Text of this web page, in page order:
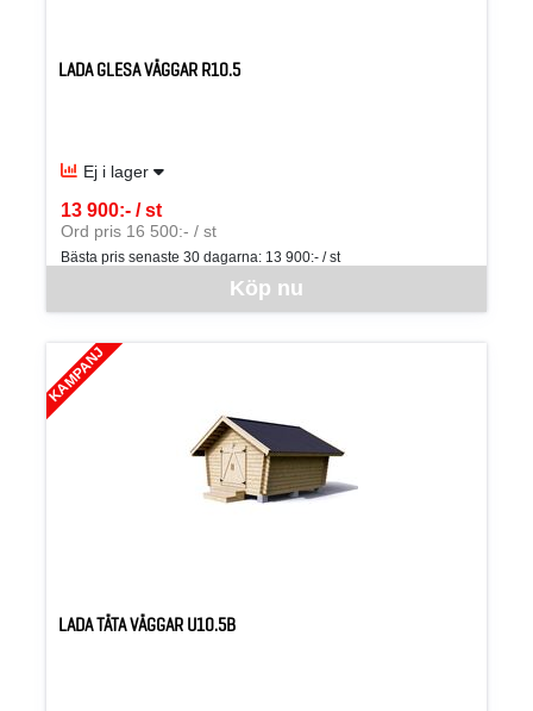
LADA GLESA VÄGGAR R10.5
Ej i lager
Köp nu
13 900:- / st
SEK per ST
Ord pris 16 500:- / st
Bästa pris senaste 30 dagarna: 13 900:- / st
KAMPANJ
LADA TÄTA VÄGGAR U10.5B